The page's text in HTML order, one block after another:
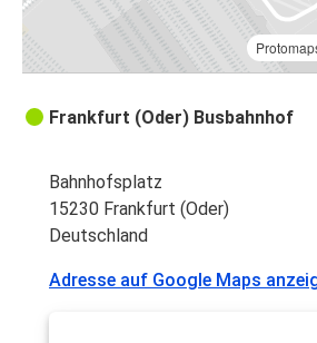
Frankfurt (Oder) Busbahnhof
Bahnhofsplatz
15230 Frankfurt (Oder)
Deutschland
Adresse auf Google Maps